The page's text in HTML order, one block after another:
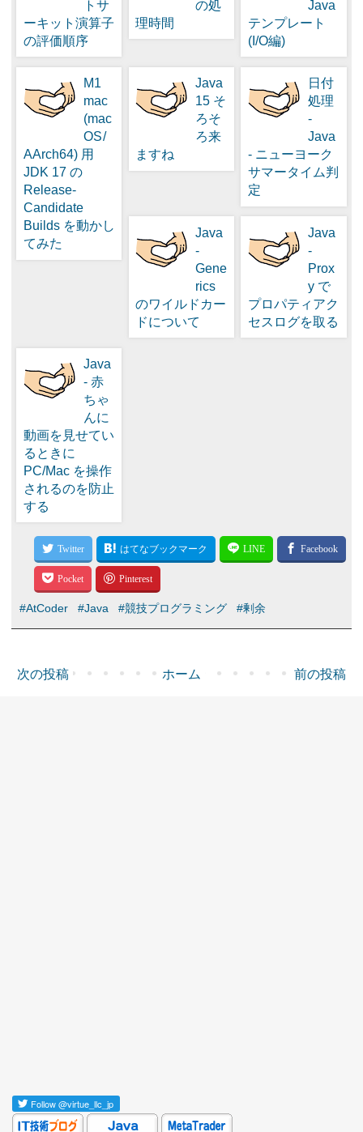
トサ
ーキット演算子
の評価順序
の処
理時間
Java
テンプレート
(I/O編)
M1
mac
(mac
OS /
AArch64) 用
JDK 17 の
Release-
Candidate
Builds を動かし
てみた
Java
15 そ
ろそ
ろ来
ますね
日付
処理
-
Java
- ニューヨーク
サマータイム判
定
Java
-
Gene
rics
のワイルドカー
ドについて
Java
-
Prox
y で
プロパティアク
セスログを取る
Java
- 赤
ちゃ
んに
動画を見せてい
るときに
PC/Mac を操作
されるのを防止
する
#AtCoder #Java #競技プログラミング #剰余
次の投稿 前の投稿
ホーム
Follow@virtue_llc_jp